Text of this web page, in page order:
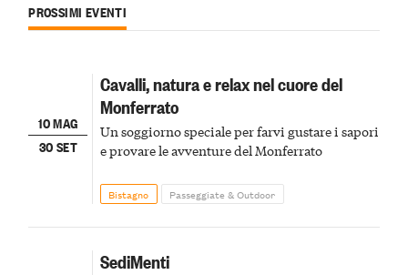
PROSSIMI EVENTI
10 MAG
30 SET
Cavalli, natura e relax nel cuore del
Monferrato
Un soggiorno speciale per farvi gustare i sapori
e provare le avventure del Monferrato
Bistagno Passeggiate & Outdoor
SediMenti